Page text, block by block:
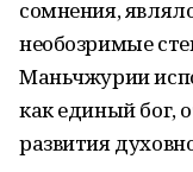
сомнения,
необозримые
Маньчжурии
как единый бог,
развития